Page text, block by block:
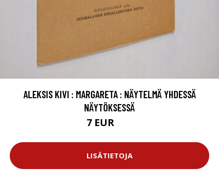
ALEKSIS KIVI : MARGARETA : NÄYTELMÄ YHDESSÄ
NÄYTÖKSESSÄ
7 EUR
LISÄTIETOJA